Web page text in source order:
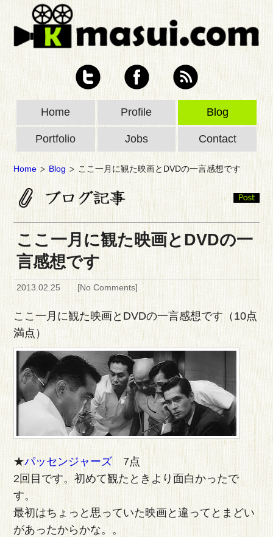
Home Profile Blog
Portfolio Jobs Contact
Home Blog ここ一月に観た映画とDVDの一言感想です
ここ一月に観た映画とDVDの一
言感想です
2013.02.25 [No Comments]
ここ一月に観た映画とDVDの一言感想です（10点
満点）
★パッセンジャーズ7点
2回目です。初めて観たときより面白かったで
す。
最初はちょっと思っていた映画と違ってとまどい
があったからかな。。